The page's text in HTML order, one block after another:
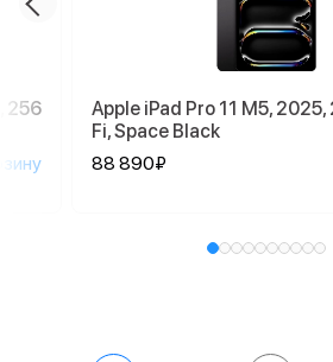
256
Apple iPad Pro 11 M5, 2025,
Fi, Space Black
88 890₽